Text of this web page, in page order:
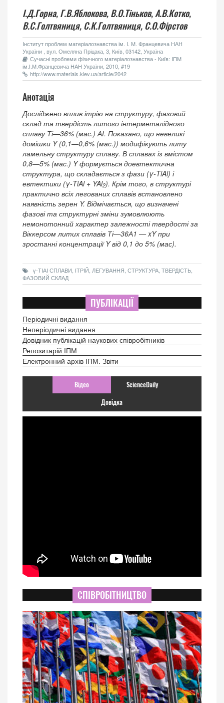
І.Д.Горна, Г.В.Яблокова, В.О.Тіньков, А.В.Котко,
В.С.Голтвяниця, С.К.Голтвяниця, С.О.Фірстов
Інститут проблем матеріалознавства ім. І. М. Францевича НАН
України , вул. Омеляна Пріцака, 3, Київ, 03142, Україна
Сучасні проблеми фізичного матеріалознавства - Київ: ІПМ
ім.І.М.Францевича НАН України, 2010, #19
http://www.materials.kiev.ua/article/2042
Анотація
Досліджено вплив ітрію на структуру, фазовий
склад та твердість литого інтерметалідного
сплаву Ті—36% (мас.) АІ. Показано, що невеликі
домішки Y (0,1—0,6% (мас.)) модифікують литу
ламельну структуру сплаву. В сплавах із вмістом
0,8—5% (мас.) Y формується доевтектична
структура, що складається з фази (γ-TiAl) і
евтектики (γ-TiAl + YAl2). Крім того, в структурі
практично всіх легованих сплавів встановлено
наявність зерен Y. Відмічається, що визначені
фазові та структурні зміни зумовлюють
немонотонний характер залежності твердості за
Віккерсом литих сплавів Ті—36А1 — xY при
зростанні концентрації Y від 0,1 до 5% (мас).
γ-ТІАІ СПЛАВИ, ІТРІЙ, ЛЕГУВАННЯ, СТРУКТУРА, ТВЕРДІСТЬ,
ФАЗОВИЙ СКЛАД
ПУБЛІКАЦІЇ
Періодичні видання
Неперіодичні видання
Довідник публікацій наукових співробітників
Репозитарій ІПМ
Електронний архів ІПМ. Звіти
Відео ScienceDaily
Довідка
СПІВРОБІТНИЦТВО